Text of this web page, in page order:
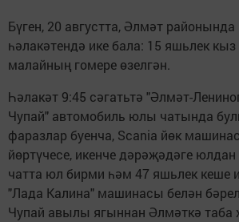
Бүген, 20 августта, Әлмәт
һәлакәтендә ике бала: 15 яшьлек
малайның гомере өзелгән.
Һәлакәт 9:45 сәгатьтә "Әлмәт-
Чупай" автомобиль юлы чатында
фаразлар буенча, Scania йөк
йөртүчесе, икенче дәрәҗәдәге юлдан
чатта юл бирми һәм 47 яшьлек кеше
"Лада Калина" машинасы белән
Чупай авылы ягыннан Әлмәткә таба